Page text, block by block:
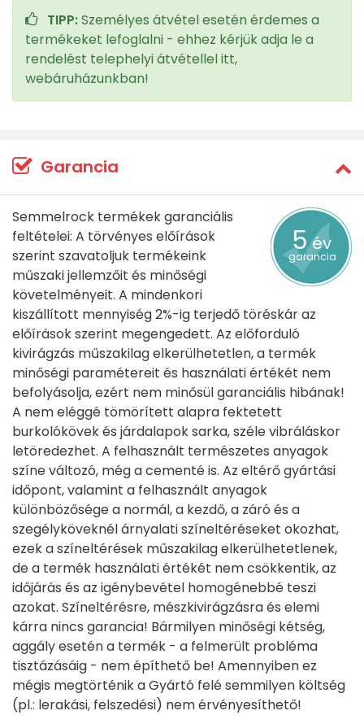
TIPP:Személyes átvétel esetén érdemes a
termékeket lefoglalni - ehhez kérjük adja le a
rendelést telephelyi átvétellel itt,
webáruházunkban!
Garancia
5év
garancia
Semmelrock termékek garanciális
feltételei: A törvényes előírások
szerint szavatoljuk termékeink
műszaki jellemzőit és minőségi
követelményeit. A mindenkori
kiszállított mennyiség 2%-ig terjedő töréskár az
előírások szerint megengedett. Az előforduló
kivirágzás műszakilag elkerülhetetlen, a termék
minőségi paramétereit és használati értékét nem
befolyásolja, ezért nem minősül garanciális hibának!
A nem eléggé tömörített alapra fektetett
burkolókövek és járdalapok sarka, széle vibráláskor
letöredezhet. A felhasznált természetes anyagok
színe változó, még a cementé is. Az eltérő gyártási
időpont, valamint a felhasznált anyagok
különbözősége a normál, a kezdő, a záró és a
szegélyköveknél árnyalati színeltéréseket okozhat,
ezek a színeltérések műszakilag elkerülhetetlenek,
de a termék használati értékét nem csökkentik, az
időjárás és az igénybevétel homogénebbé teszi
azokat. Színeltérésre, mészkivirágzásra és elemi
kárra nincs garancia! Bármilyen minőségi kétség,
aggály esetén a termék - a felmerült probléma
tisztázásáig - nem építhető be! Amennyiben ez
mégis megtörténik a Gyártó felé semmilyen költség
(pl.: lerakási, felszedési) nem érvényesíthető!